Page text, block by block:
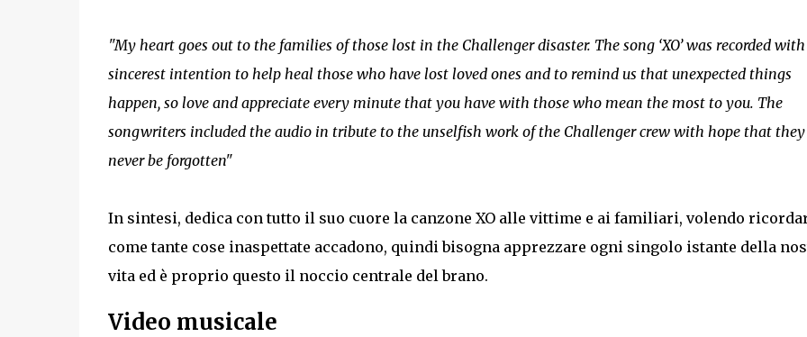
"My heart goes out to the families of those lost in the Challenger disaster. The song ‘XO’ was recorded
sincerest intention to help heal those who have lost loved ones and to remind us that unexpected things
happen, so love and appreciate every minute that you have with those who mean the most to you. The
songwriters included the audio in tribute to the unselfish work of the Challenger crew with hope that
never be forgotten"
In sintesi, dedica con tutto il suo cuore la canzone XO alle vittime e ai familiari, volendo
come tante cose inaspettate accadono, quindi bisogna apprezzare ogni singolo istante della
vita ed è proprio questo il noccio centrale del brano.
Video musicale